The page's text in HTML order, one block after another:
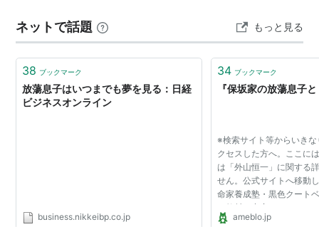
リーが出て来ます。…
ネットで話題 もっと見る
38 ブックマーク
放蕩息子はいつまでも夢を見る：日経
ビジネスオンライン
business.nikkeibp.co.jp
34 ブックマーク
『保坂家の放蕩息子
※検索サイト等からいき
クセスした方へ。ここに
は「外山恒一」に関する
せん。公式サイトへ移動
命家養成塾・黒色クート
は教材を充実させるため
しています。振込先は、
ameblo.jp